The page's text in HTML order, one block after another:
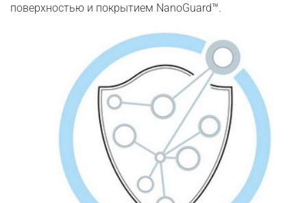
поверхностью и покрытием NanoGuard™.